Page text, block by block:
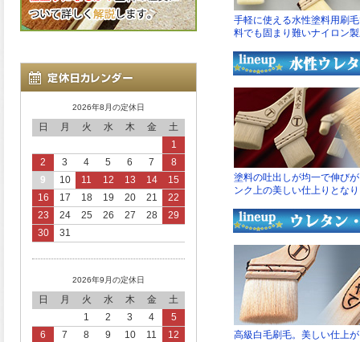
2026年8月の定休日
日 月 火 水 木 金
土
1
2
3 4 5 6 7
8
9
10 11 12 13 14
15
16
17 18 19 20 21
22
23
24 25 26 27 28
29
30
31
2026年9月の定休日
日 月 火 水 木 金
土
1
2 3 4
5
6
7 8 9 10 11
12